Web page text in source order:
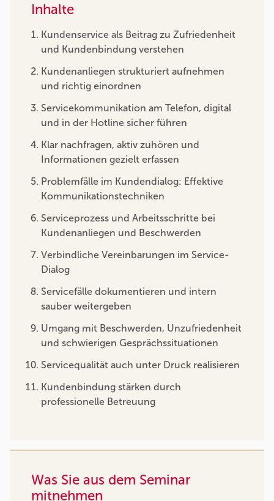
Inhalte
Kundenservice als Beitrag zu Zufriedenheit
und Kundenbindung verstehen
Kundenanliegen strukturiert aufnehmen
und richtig einordnen
Servicekommunikation am Telefon, digital
und in der Hotline sicher führen
Klar nachfragen, aktiv zuhören und
Informationen gezielt erfassen
Problemfälle im Kundendialog: Effektive
Kommunikationstechniken
Serviceprozess und Arbeitsschritte bei
Kundenanliegen und Beschwerden
Verbindliche Vereinbarungen im Service-
Dialog
Servicefälle dokumentieren und intern
sauber weitergeben
Umgang mit Beschwerden, Unzufriedenheit
und schwierigen Gesprächssituationen
Servicequalität auch unter Druck realisieren
Kundenbindung stärken durch
professionelle Betreuung
Was Sie aus dem Seminar
mitnehmen